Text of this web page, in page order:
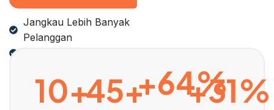
Jangkau Lebih Banyak
Pelanggan
10+45++64%+31%